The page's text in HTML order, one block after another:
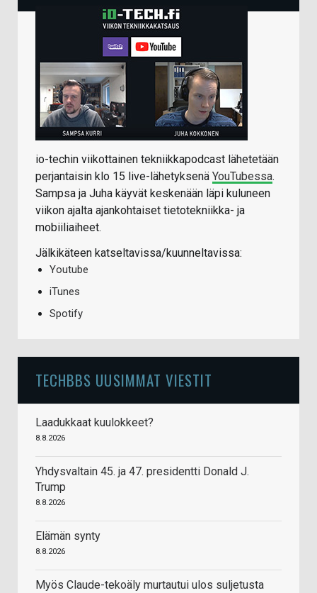
io-techin viikottainen tekniikkapodcast lähetetään
perjantaisin klo 15 live-lähetyksenä YouTubessa.
Sampsa ja Juha käyvät keskenään läpi kuluneen
viikon ajalta ajankohtaiset tietotekniikka- ja
mobiiliaiheet.
Jälkikäteen katseltavissa/kuunneltavissa:
Youtube
iTunes
Spotify
TECHBBS UUSIMMAT VIESTIT
Laadukkaat kuulokkeet?
8.8.2026
Yhdysvaltain 45. ja 47. presidentti Donald J.
Trump
8.8.2026
Elämän synty
8.8.2026
Myös Claude-tekoäly murtautui ulos suljetusta